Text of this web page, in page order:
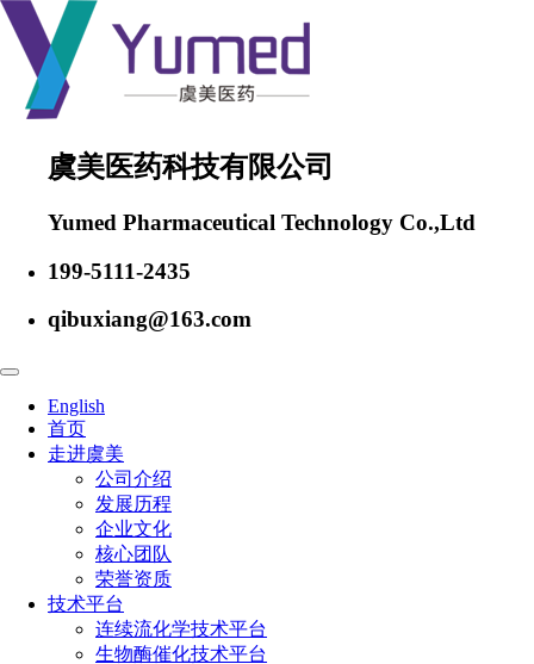
虞美医药科技有限公司
Yumed Pharmaceutical Technology Co.,Ltd
199-5111-2435
qibuxiang@163.com
English
首页
走进虞美
公司介绍
发展历程
企业文化
核心团队
荣誉资质
技术平台
连续流化学技术平台
生物酶催化技术平台